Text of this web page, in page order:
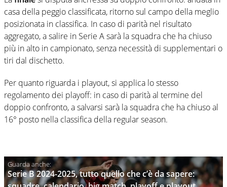
casa della peggio classificata, ritorno sul campo della meglio
posizionata in classifica. In caso di parità nel risultato
aggregato, a salire in Serie A sarà la squadra che ha chiuso
più in alto in campionato, senza necessità di supplementari o
tiri dal dischetto.
Per quanto riguarda i playout, si applica lo stesso
regolamento dei playoff: in caso di parità al termine del
doppio confronto, a salvarsi sarà la squadra che ha chiuso al
16° posto nella classifica della regular season.
Serie B 2024-2025, tutto quello che c’è da sapere: